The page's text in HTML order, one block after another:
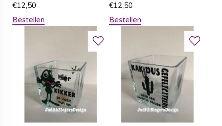
€12,50
Bestellen
€12,50
Bestellen